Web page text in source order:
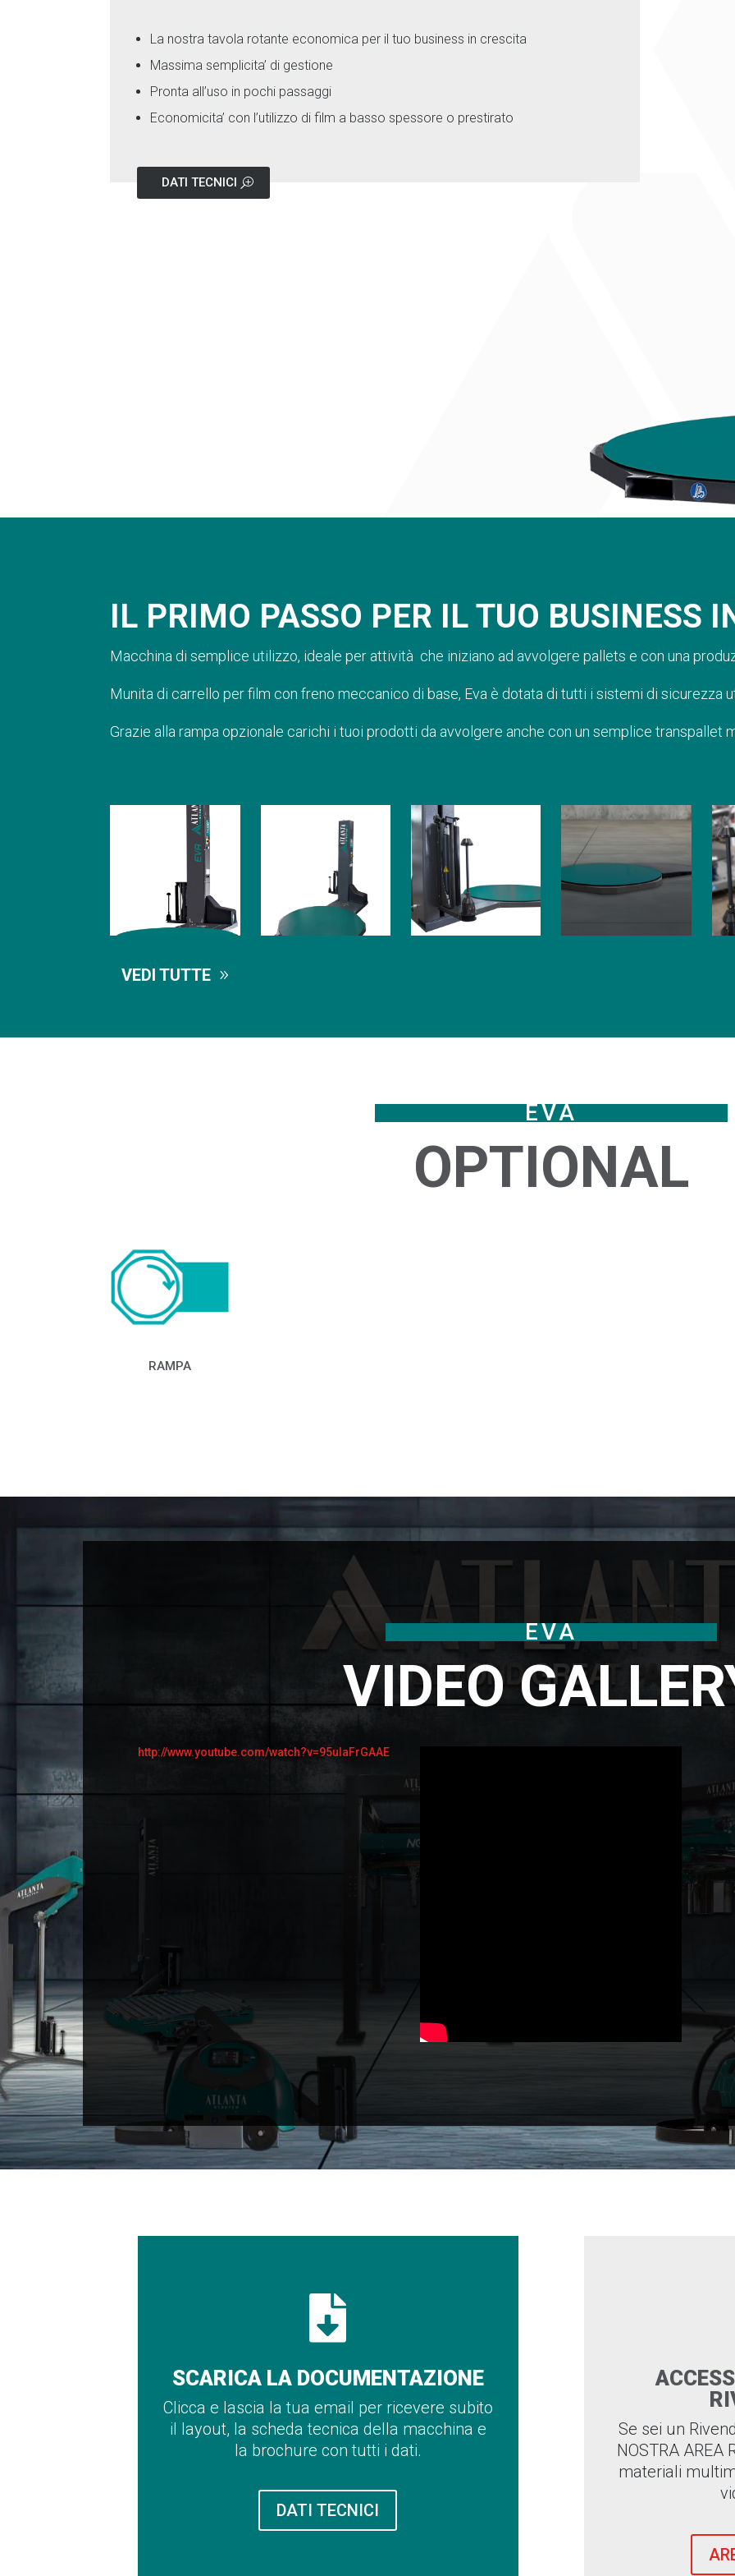
La nostra tavola rotante economica per il tuo business in crescita
Massima semplicita’ di gestione
Pronta all’uso in pochi passaggi
Economicita’ con l’utilizzo di film a basso spessore o prestirato
DATI TECNICI
IL PRIMO PASSO PER IL TUO BUSINESS
Macchina di semplice utilizzo, ideale per attività che iniziano ad avvolgere pallets e con una
Munita di carrello per film con freno meccanico di base, Eva è dotata di tutti i sistemi di sicurezza
Grazie alla rampa opzionale carichi i tuoi prodotti da avvolgere anche con un semplice transpallet
VEDI TUTTE
EVA
OPTIONAL
RAMPA
EVA
VIDEO
http://www.youtube.com/watch?v=95uIaFrGAAE

SCARICA LA DOCUMENTAZIONE
Clicca e lascia la tua email per ricevere subito
il layout, la scheda tecnica della macchina e
la brochure con tutti i dati.
DATI TECNICI
Se sei un
NOSTRA AREA
materiali